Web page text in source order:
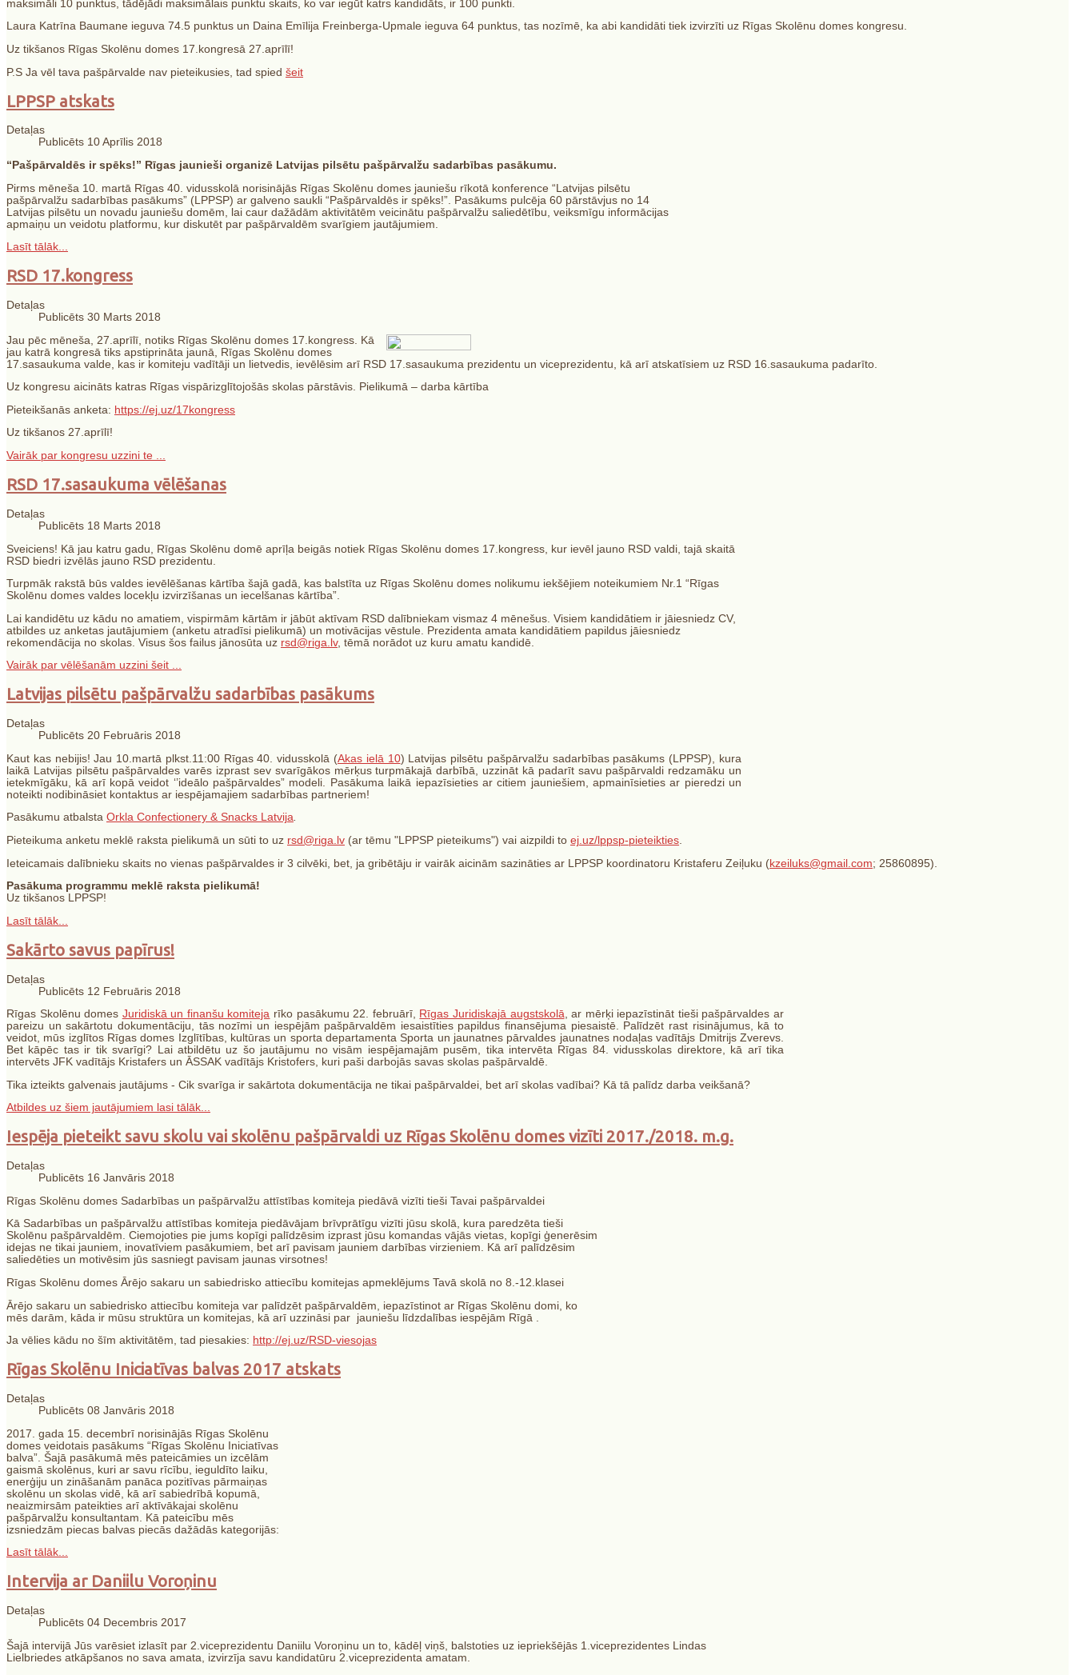
maksimāli 10 punktus, tādējādi maksimālais punktu skaits, ko var iegūt katrs kandidāts, ir 100 punkti.
Laura Katrīna Baumane ieguva 74.5 punktus un Daina Emīlija Freinberga-Upmale ieguva 64 punktus, tas nozīmē, ka abi kandidāti tiek izvirzīti uz Rīgas Skolēnu domes kongresu.
Uz tikšanos Rīgas Skolēnu domes 17.kongresā 27.aprīlī!
P.S Ja vēl tava pašpārvalde nav pieteikusies, tad spied šeit
LPPSP atskats
Detaļas
Publicēts 10 Aprīlis 2018
“Pašpārvaldēs ir spēks!” Rīgas jaunieši organizē Latvijas pilsētu pašpārvalžu sadarbības pasākumu.
Pirms mēneša 10. martā Rīgas 40. vidusskolā norisinājās Rīgas Skolēnu domes jauniešu rīkotā konference “Latvijas pilsētu
pašpārvalžu sadarbības pasākums” (LPPSP) ar galveno saukli “Pašpārvaldēs ir spēks!”. Pasākums pulcēja 60 pārstāvjus no 14
Latvijas pilsētu un novadu jauniešu domēm, lai caur dažādām aktivitātēm veicinātu pašpārvalžu saliedētību, veiksmīgu informācijas
apmaiņu un veidotu platformu, kur diskutēt par pašpārvaldēm svarīgiem jautājumiem.
Lasīt tālāk...
RSD 17.kongress
Detaļas
Publicēts 30 Marts 2018
Jau pēc mēneša, 27.aprīlī, notiks Rīgas Skolēnu domes 17.kongress. Kā
jau katrā kongresā tiks apstiprināta jaunā, Rīgas Skolēnu domes
17.sasaukuma valde, kas ir komiteju vadītāji un lietvedis, ievēlēsim arī RSD 17.sasaukuma prezidentu un viceprezidentu, kā arī atskatīsiem uz RSD 16.sasaukuma padarīto.
Uz kongresu aicināts katras Rīgas vispārizglītojošās skolas pārstāvis. Pielikumā – darba kārtība
Pieteikšanās anketa: https://ej.uz/17kongress
Uz tikšanos 27.aprīlī!
Vairāk par kongresu uzzini te ...
RSD 17.sasaukuma vēlēšanas
Detaļas
Publicēts 18 Marts 2018
Sveiciens! Kā jau katru gadu, Rīgas Skolēnu domē aprīļa beigās notiek Rīgas Skolēnu domes 17.kongress, kur ievēl jauno RSD valdi, tajā skaitā
RSD biedri izvēlās jauno RSD prezidentu.
Turpmāk rakstā būs valdes ievēlēšanas kārtība šajā gadā, kas balstīta uz Rīgas Skolēnu domes nolikumu iekšējiem noteikumiem Nr.1 “Rīgas
Skolēnu domes valdes locekļu izvirzīšanas un iecelšanas kārtība”.
Lai kandidētu uz kādu no amatiem, vispirmām kārtām ir jābūt aktīvam RSD dalībniekam vismaz 4 mēnešus. Visiem kandidātiem ir jāiesniedz CV,
atbildes uz anketas jautājumiem (anketu atradīsi pielikumā) un motivācijas vēstule. Prezidenta amata kandidātiem papildus jāiesniedz
rekomendācija no skolas. Visus šos failus jānosūta uz rsd@riga.lv, tēmā norādot uz kuru amatu kandidē.
Vairāk par vēlēšanām uzzini šeit ...
Latvijas pilsētu pašpārvalžu sadarbības pasākums
Detaļas
Publicēts 20 Februāris 2018
Kaut kas nebijis! Jau 10.martā plkst.11:00 Rīgas 40. vidusskolā (Akas ielā 10) Latvijas pilsētu pašpārvalžu sadarbības pasākums (LPPSP), kura
laikā Latvijas pilsētu pašpārvaldes varēs izprast sev svarīgākos mērķus turpmākajā darbībā, uzzināt kā padarīt savu pašpārvaldi redzamāku un
ietekmīgāku, kā arī kopā veidot ‘’ideālo pašpārvaldes” modeli. Pasākuma laikā iepazīsieties ar citiem jauniešiem, apmainīsieties ar pieredzi un
noteikti nodibināsiet kontaktus ar iespējamajiem sadarbības partneriem!
Pasākumu atbalsta Orkla Confectionery & Snacks Latvija.
Pieteikuma anketu meklē raksta pielikumā un sūti to uz rsd@riga.lv (ar tēmu "LPPSP pieteikums") vai aizpildi to ej.uz/lppsp-pieteikties
Ieteicamais dalībnieku skaits no vienas pašpārvaldes ir 3 cilvēki, bet, ja gribētāju ir vairāk aicinām sazināties ar LPPSP koordinatoru Kristaferu Zeiļuku (kzeiluks@gmail.com; 25860895).
Pasākuma programmu meklē raksta pielikumā!
Uz tikšanos LPPSP!
Lasīt tālāk...
Sakārto savus papīrus!
Detaļas
Publicēts 12 Februāris 2018
Rīgas Skolēnu domes Juridiskā un finanšu komiteja rīko pasākumu 22. februārī, Rīgas Juridiskajā augstskolā, ar mērķi iepazīstināt tieši pašpārvaldes ar
pareizu un sakārtotu dokumentāciju, tās nozīmi un iespējām pašpārvaldēm iesaistīties papildus finansējuma piesaistē. Palīdzēt rast risinājumus, kā to
veidot, mūs izglītos Rīgas domes Izglītības, kultūras un sporta departamenta Sporta un jaunatnes pārvaldes jaunatnes nodaļas vadītājs Dmitrijs Zverevs.
Bet kāpēc tas ir tik svarīgi? Lai atbildētu uz šo jautājumu no visām iespējamajām pusēm, tika intervēta Rīgas 84. vidusskolas direktore, kā arī tika
intervēts JFK vadītājs Kristafers un ĀSSAK vadītājs Kristofers, kuri paši darbojās savas skolas pašpārvaldē.
Tika izteikts galvenais jautājums - Cik svarīga ir sakārtota dokumentācija ne tikai pašpārvaldei, bet arī skolas vadībai? Kā tā palīdz darba veikšanā?
Atbildes uz šiem jautājumiem lasi tālāk...
Iespēja pieteikt savu skolu vai skolēnu pašpārvaldi uz Rīgas Skolēnu domes vizīti 2017./2018. m.g.
Detaļas
Publicēts 16 Janvāris 2018
Rīgas Skolēnu domes Sadarbības un pašpārvalžu attīstības komiteja piedāvā vizīti tieši Tavai pašpārvaldei
Kā Sadarbības un pašpārvalžu attīstības komiteja piedāvājam brīvprātīgu vizīti jūsu skolā, kura paredzēta tieši
Skolēnu pašpārvaldēm. Ciemojoties pie jums kopīgi palīdzēsim izprast jūsu komandas vājās vietas, kopīgi ģenerēsim
idejas ne tikai jauniem, inovatīviem pasākumiem, bet arī pavisam jauniem darbības virzieniem. Kā arī palīdzēsim
saliedēties un motivēsim jūs sasniegt pavisam jaunas virsotnes!
Rīgas Skolēnu domes Ārējo sakaru un sabiedrisko attiecību komitejas apmeklējums Tavā skolā no 8.-12.klasei
Ārējo sakaru un sabiedrisko attiecību komiteja var palīdzēt pašpārvaldēm, iepazīstinot ar Rīgas Skolēnu domi, ko
mēs darām, kāda ir mūsu struktūra un komitejas, kā arī uzzināsi par jauniešu līdzdalības iespējām Rīgā .
Ja vēlies kādu no šīm aktivitātēm, tad piesakies: http://ej.uz/RSD-viesojas
Rīgas Skolēnu Iniciatīvas balvas 2017 atskats
Detaļas
Publicēts 08 Janvāris 2018
2017. gada 15. decembrī norisinājās Rīgas Skolēnu
domes veidotais pasākums “Rīgas Skolēnu Iniciatīvas
balva”. Šajā pasākumā mēs pateicāmies un izcēlām
gaismā skolēnus, kuri ar savu rīcību, ieguldīto laiku,
enerģiju un zināšanām panāca pozitīvas pārmaiņas
skolēnu un skolas vidē, kā arī sabiedrībā kopumā,
neaizmirsām pateikties arī aktīvākajai skolēnu
pašpārvalžu konsultantam. Kā pateicību mēs
izsniedzām piecas balvas piecās dažādās kategorijās:
Lasīt tālāk...
Intervija ar Daniilu Voroņinu
Detaļas
Publicēts 04 Decembris 2017
Šajā intervijā Jūs varēsiet izlasīt par 2.viceprezidentu Daniilu Voroņinu un to, kādēļ viņš, balstoties uz iepriekšējās 1.viceprezidentes Lindas
Lielbriedes atkāpšanos no sava amata, izvirzīja savu kandidatūru 2.viceprezidenta amatam.